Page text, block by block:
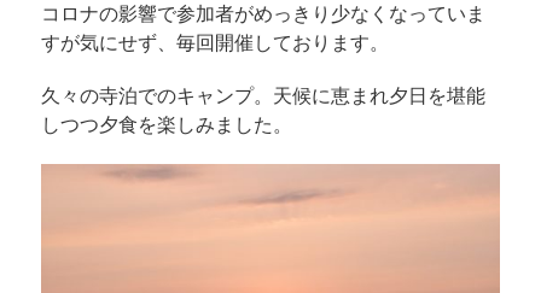
コロナの影響で参加者がめっきり少なくなっていま
すが気にせず、毎回開催しております。
久々の寺泊でのキャンプ。天候に恵まれ夕日を堪能
しつつ夕食を楽しみました。